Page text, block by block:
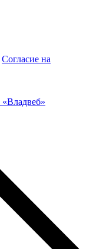
Согласие на